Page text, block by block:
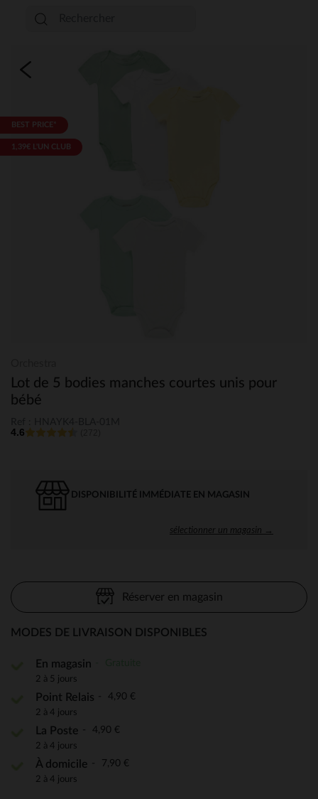
BEST PRICE*
1,39€ L'UN CLUB
Lot de 5 bodies manches courtes unis pour
bébé
4.6
DISPONIBILITÉ IMMÉDIATE EN MAGASIN
sélectionner un magasin →
Réserver en magasin
MODES DE LIVRAISON DISPONIBLES
En magasin
2 à 5 jours
Point Relais 4,90 €
2 à 4 jours
La Poste 4,90 €
2 à 4 jours
À domicile 7,90 €
2 à 4 jours